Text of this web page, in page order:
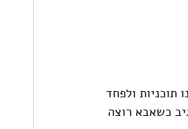
תוכניות ולפחד
כשאבא רוצה